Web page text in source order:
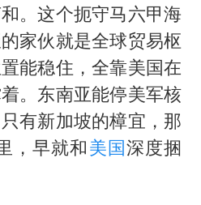
。这个扼守马六甲海
家伙就是全球贸易枢
能稳住，全靠美国在
。东南亚能停美军核
有新加坡的樟宜，那
，早就和美国深度捆